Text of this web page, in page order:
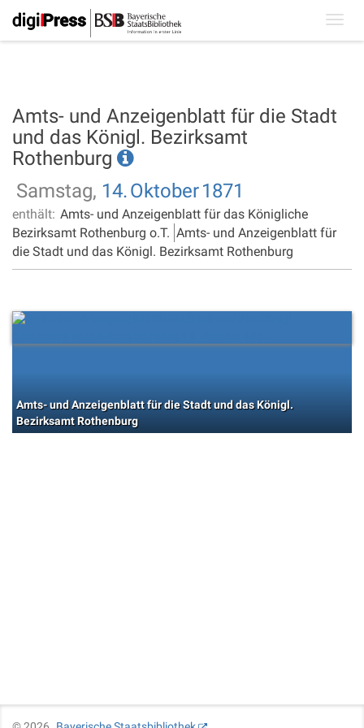
Amts- und Anzeigenblatt für die Stadt
und das Königl. Bezirksamt
Rothenburg
Samstag, 14.Oktober1871
enthält: Amts- und Anzeigenblatt für das Königliche
Bezirksamt Rothenburg o.T. Amts- und Anzeigenblatt für
die Stadt und das Königl. Bezirksamt Rothenburg
Amts- und Anzeigenblatt für die Stadt und das Königl.
Bezirksamt Rothenburg